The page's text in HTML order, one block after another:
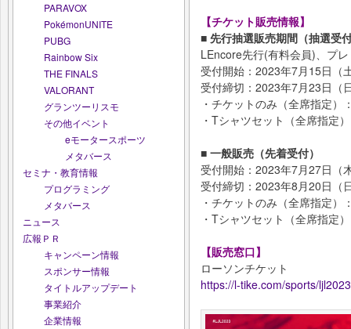
PARAVOX
PokémonUNITE
PUBG
Rainbow Six
THE FINALS
VALORANT
グランツーリスモ
その他イベント
eモータースポーツ
メタバース
セミナ・教育情報
プログラミング
メタバース
ニュース
広報ＰＲ
キャンペーン情報
スポンサー情報
タイトルアップデート
事業紹介
企業情報
【チケット販売情報】
■ 先行抽選販売期間（抽選受
LEncore先行(有料会員)、プ
受付開始：2023年7月15日（
受付締切：2023年7月23日（
・チケットのみ（全席指定）
・Tシャツセット（全席指定
■ 一般販売（先着受付）
受付開始：2023年7月27日（
受付締切：2023年8月20日（
・チケットのみ（全席指定）
・Tシャツセット（全席指定
【販売窓口】
ローソンチケット
https://l-tike.com/sports/ljl2023